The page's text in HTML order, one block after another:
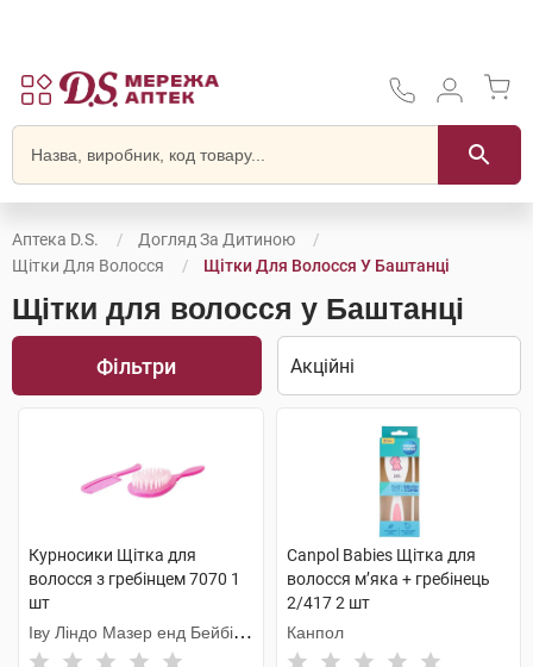
Аптека D.S.
Догляд За Дитиною
Щітки Для Волосся
Щітки Для Волосся У Баштанці
Щітки для волосся у Баштанці
Фільтри
Курносики Щітка для
волосся з гребінцем 7070 1
шт
Іву Ліндо Мазер енд Бейбі
Продактс
Canpol Babies Щітка для
волосся м’яка + гребінець
2/417 2 шт
Канпол